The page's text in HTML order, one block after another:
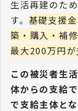
生活再建のた
す。 基礎支援
築・購入・補
最大200万円が
この被災者生
体からの支給
で支給主体と